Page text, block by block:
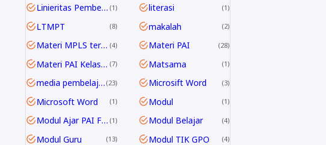
Linieritas Pembelajaran 1 literasi 1
LTMPT 8 makalah 2
Materi MPLS terbaru 4 Materi PAI 28
Materi PAI Kelas 10 7 Matsama 1
media pembelajaran 23 Microsift Word 3
Microsoft Word 1 Modul 1
Modul Ajar PAI Fase E & F 1 Modul Belajar 4
Modul Guru 13 Modul TIK GPO 4